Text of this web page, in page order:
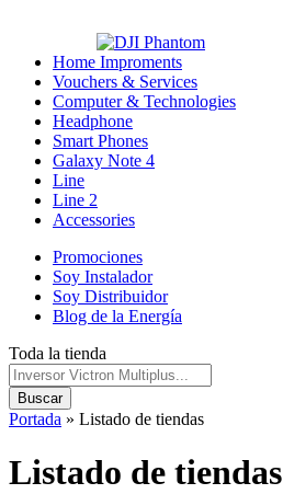
Home Improments
Vouchers & Services
Computer & Technologies
Headphone
Smart Phones
Galaxy Note 4
Line
Line 2
Accessories
Promociones
Soy Instalador
Soy Distribuidor
Blog de la Energía
Toda la tienda
Buscar
Portada » Listado de tiendas
Listado de tiendas